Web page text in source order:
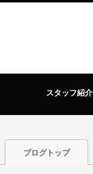
スタッフ紹介
ブログトップ